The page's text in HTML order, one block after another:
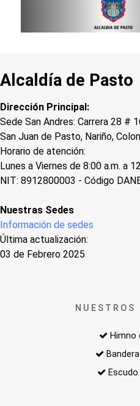
Alcaldía de Pasto
Dirección Principal:
Sede San Andres: Carrera 28 #
San Juan de Pasto, Nariño,
Horario de atención:
Lunes a Viernes de 8:00 a.m. a
NIT: 8912800003 - Código
Nuestras Sedes
Información de sedes
Última actualización:
03 de Febrero 2025
NUESTROS
Himno